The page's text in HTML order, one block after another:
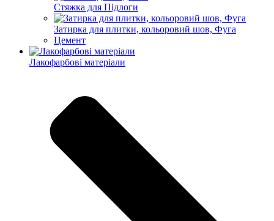
Стяжка для Підлоги
Затирка для плитки, кольоровий шов, Фуга
Цемент
Лакофарбові матеріали